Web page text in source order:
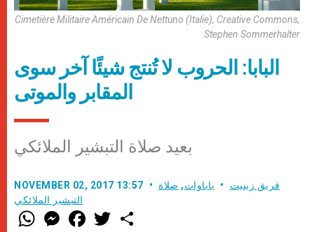
Cimetière Militaire Américain De Nettuno (Italie), Creative Commons,
Stephen Sommerhalter
البابا: الحروب لا تُنتج شيئًا آخر سوى
المقابر والموتى
بعيد صلاة التبشير الملائكي
NOVEMBER 02, 2017 13:57 فريق زينيت باباوات, صلاة
التبشير الملائكي
W
h
M
e
F
a w